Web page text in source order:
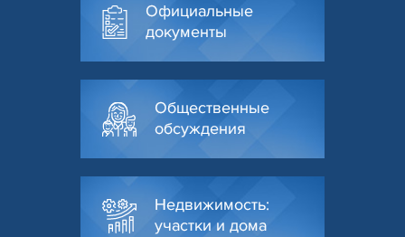
Официальные
документы
Общественные
обсуждения
Недвижимость:
участки и дома